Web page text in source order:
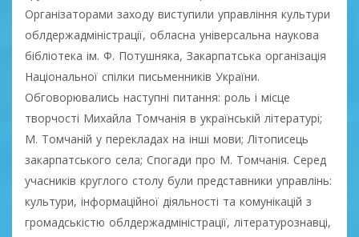
Організаторами заходу виступили управління культури
облдержадміністрації, обласна універсальна наукова
бібліотека ім. Ф. Потушняка, Закарпатська організація
Національної спілки письменників України.
Обговорювались наступні питання: роль і місце
творчості Михайла Томчанія в українській літературі;
М. Томчаній у перекладах на інші мови; Літописець
закарпатського села; Спогади про М. Томчанія. Серед
учасників круглого столу були представники управлінь:
культури, інформаційної діяльності та комунікацій з
громадськістю облдержадміністрації, літературознавці,